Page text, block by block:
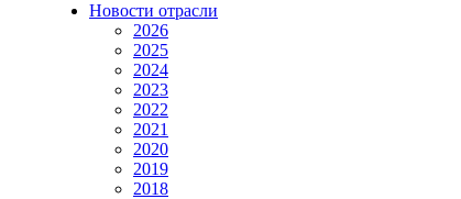
Новости отрасли
2026
2025
2024
2023
2022
2021
2020
2019
2018